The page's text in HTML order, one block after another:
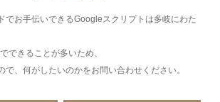
でお手伝いできるGoogleスクリプトは多岐にわた
できることが多いため、
で、何がしたいのかをお問い合わせください。